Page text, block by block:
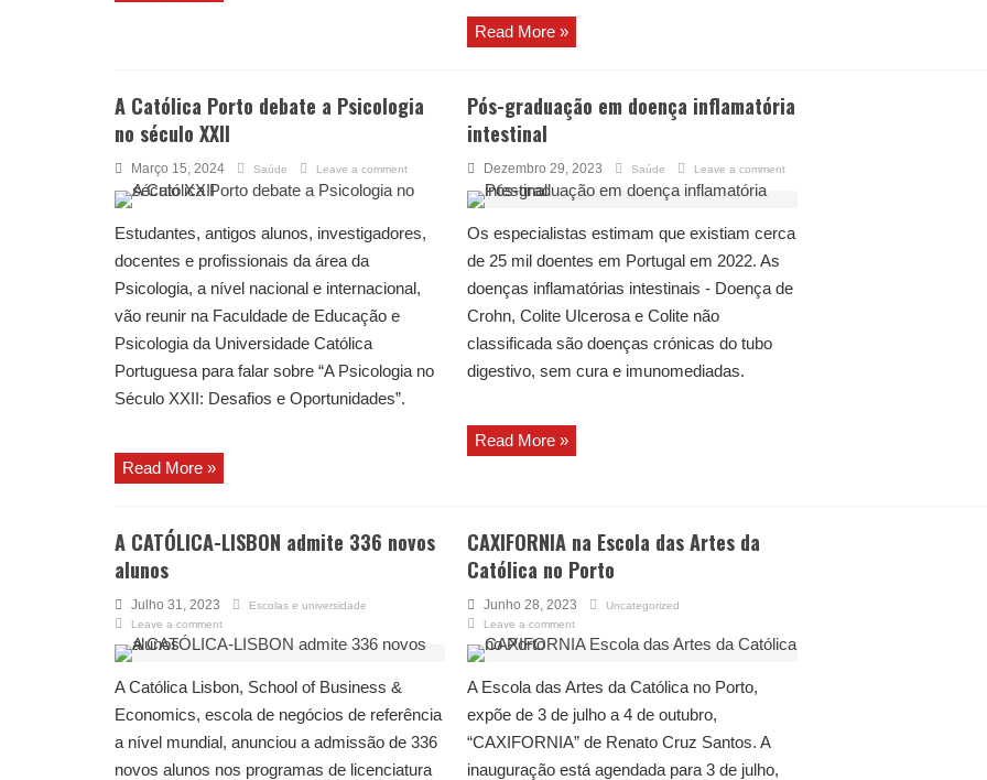
Read More »
A Católica Porto debate a Psicologia
no século XXII
Março 15, 2024 Saúde Leave a comment
Estudantes, antigos alunos, investigadores,
docentes e profissionais da área da
Psicologia, a nível nacional e internacional,
vão reunir na Faculdade de Educação e
Psicologia da Universidade Católica
Portuguesa para falar sobre “A Psicologia no
Século XXII: Desafios e Oportunidades”.
Read More »
Pós-graduação em doença inflamatória
intestinal
Dezembro 29, 2023 Saúde Leave a comment
Os especialistas estimam que existiam cerca
de 25 mil doentes em Portugal em 2022. As
doenças inflamatórias intestinais - Doença de
Crohn, Colite Ulcerosa e Colite não
classificada são doenças crónicas do tubo
digestivo, sem cura e imunomediadas.
Read More »
A CATÓLICA-LISBON admite 336 novos
alunos
Julho 31, 2023
Escolas e universidade
Leave a comment
A Católica Lisbon, School of Business &
Economics, escola de negócios de referência
a nível mundial, anunciou a admissão de 336
novos alunos nos programas de licenciatura
CAXIFORNIA na Escola das Artes da
Católica no Porto
Junho 28, 2023
Uncategorized
Leave a comment
A Escola das Artes da Católica no Porto,
expõe de 3 de julho a 4 de outubro,
“CAXIFORNIA” de Renato Cruz Santos. A
inauguração está agendada para 3 de julho,